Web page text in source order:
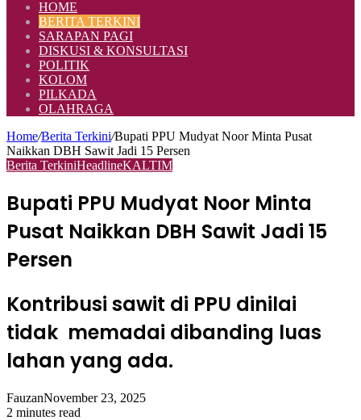
HOME
BERITA TERKINI
SARAPAN PAGI
DISKUSI & KONSULTASI
POLITIK
KOLOM
PILKADA
OLAHRAGA
Home/Berita Terkini/Bupati PPU Mudyat Noor Minta Pusat
Naikkan DBH Sawit Jadi 15 Persen
Berita TerkiniHeadlineKALTIM
Bupati PPU Mudyat Noor Minta
Pusat Naikkan DBH Sawit Jadi 15
Persen
Kontribusi sawit di PPU dinilai
tidak memadai dibanding luas
lahan yang ada.
FauzanNovember 23, 2025
2 minutes read